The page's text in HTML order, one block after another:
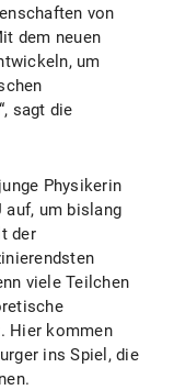
von
dem neuen
um
sagt die
Physikerin
auf, um bislang
der
viele Teilchen
Hier kommen
ins Spiel, die